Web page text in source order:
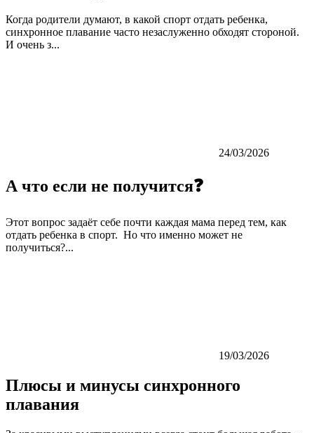
Когда родители думают, в какой спорт отдать ребенка,
синхронное плавание часто незаслуженно обходят стороной.
И очень з...
24/03/2026
А что если не получится❓
Этот вопрос задаёт себе почти каждая мама перед тем, как
отдать ребенка в спорт. Но что именно может не
получиться?...
19/03/2026
Плюсы и минусы синхронного
плавания